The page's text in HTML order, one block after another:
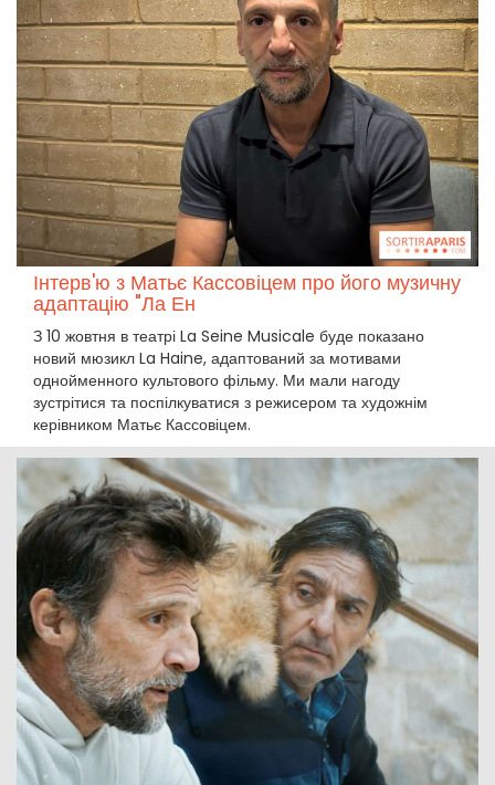
Інтерв'ю з Матьє Кассовіцем про його музичну
адаптацію "Ла Ен
З 10 жовтня в театрі La Seine Musicale буде показано
новий мюзикл La Haine, адаптований за мотивами
однойменного культового фільму. Ми мали нагоду
зустрітися та поспілкуватися з режисером та художнім
керівником Матьє Кассовіцем.